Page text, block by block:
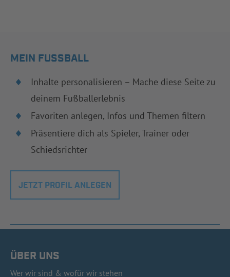
MEIN FUSSBALL
Inhalte personalisieren – Mache diese Seite zu
deinem Fußballerlebnis
Favoriten anlegen, Infos und Themen filtern
Präsentiere dich als Spieler, Trainer oder
Schiedsrichter
JETZT PROFIL ANLEGEN
ÜBER UNS
Wer wir sind & wofür wir stehen